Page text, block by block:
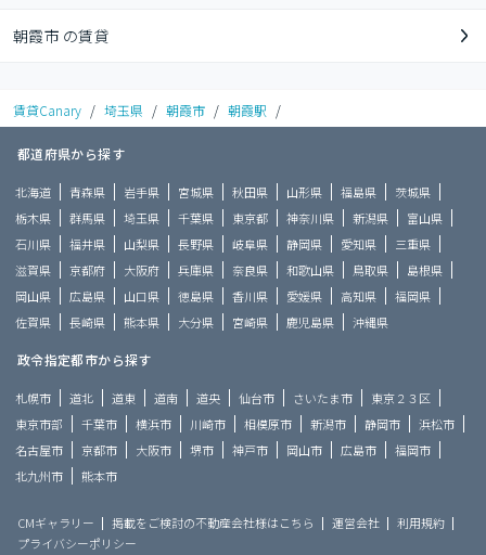
朝霞市 の賃貸
賃貸Canary / 埼玉県 / 朝霞市 / 朝霞駅 /
都道府県から探す
北海道 青森県 岩手県 宮城県 秋田県 山形県 福島県
茨城県
栃木県
群馬県 埼玉県 千葉県 東京都 神奈川県 新潟県
富山県
石川県
福井県 山梨県 長野県 岐阜県 静岡県 愛知県
三重県
滋賀県
京都府 大阪府 兵庫県 奈良県 和歌山県 鳥取県
島根県
岡山県
広島県 山口県 徳島県 香川県 愛媛県 高知県
福岡県
佐賀県
長崎県 熊本県 大分県 宮崎県 鹿児島県 沖縄県
政令指定都市から探す
札幌市 道北 道東 道南 道央 仙台市 さいたま市
東京２３区
東京市部
千葉市 横浜市 川崎市 相模原市 新潟市 静岡市
浜松市
名古屋市
京都市 大阪市 堺市 神戸市 岡山市 広島市
福岡市
北九州市
熊本市
CMギャラリー 掲載をご検討の不動産会社様はこちら 運営会社
利用規約
プライバシーポリシー